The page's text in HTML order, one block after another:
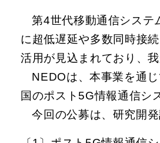
第4世代移動通信システ
に超低遅延や多数同時接
活用が見込まれており、
NEDOは、本事業を通
国のポスト5G情報通信シ
今回の公募は、研究開